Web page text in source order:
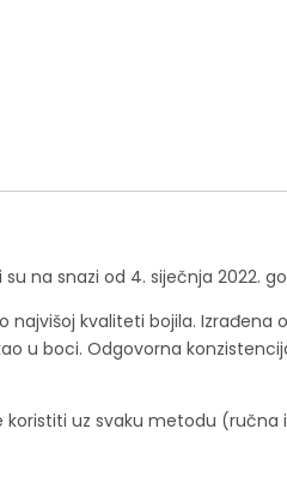
na snazi ​​od 4. siječnja 2022.
kvaliteti bojila. Izrađena
u boci. Odgovorna
koristiti uz svaku metodu (ručna